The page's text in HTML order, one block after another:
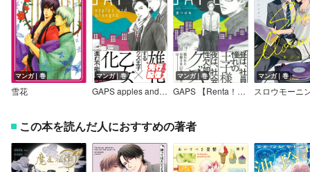
マンガ｜巻
雪花
マンガ｜巻
GAPS apples and oranges 【Renta！限定おまけマンガ付】
マンガ｜巻
GAPS 【Renta！限定ペーパー付】
マンガ｜巻
この本を読んだ人におすすめの著者